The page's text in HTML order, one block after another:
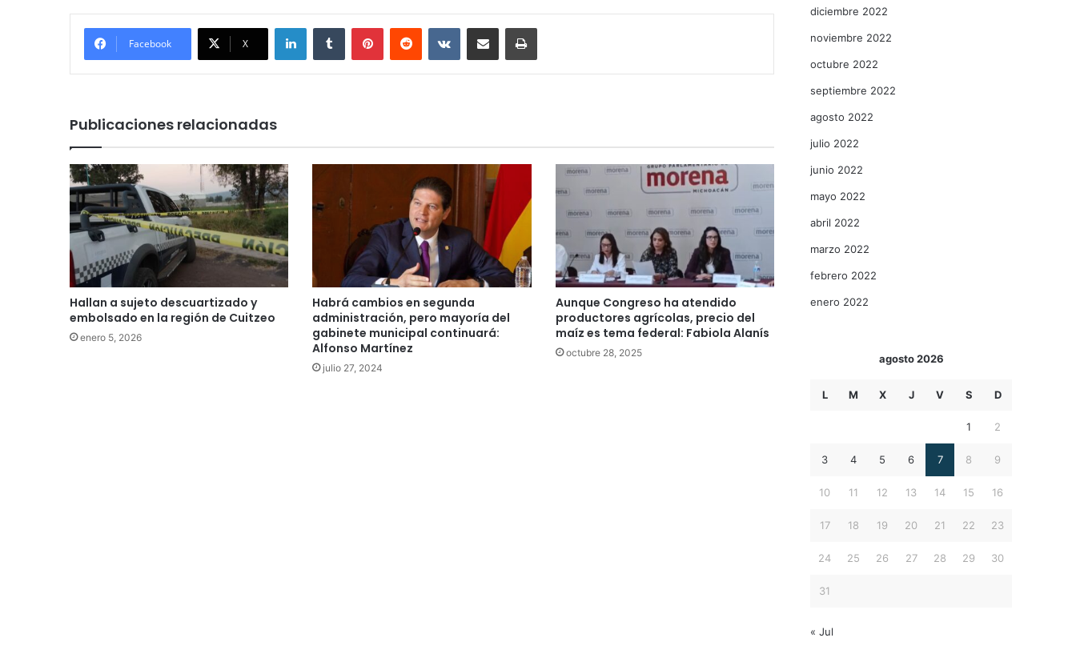
Facebook X
LinkedInTumblr PinterestReddit VKontakteCompartir por correo electrónicoImprimir
Publicaciones relacionadas
Hallan a sujeto descuartizado y
embolsado en la región de Cuitzeo
enero 5, 2026
Habrá cambios en segunda
administración, pero mayoría del
gabinete municipal continuará:
Alfonso Martínez
julio 27, 2024
Aunque Congreso ha atendido
productores agrícolas, precio del
maíz es tema federal: Fabiola Alanís
octubre 28, 2025
diciembre 2022
noviembre 2022
octubre 2022
septiembre 2022
agosto 2022
julio 2022
junio 2022
mayo 2022
abril 2022
marzo 2022
febrero 2022
enero 2022
agosto 2026
L M X J V S D
1 2
3 4 5 6 7 8 9
10 11 12 13 14 15 16
17 18 19 20 21 22 23
24 25 26 27 28 29 30
31
« Jul